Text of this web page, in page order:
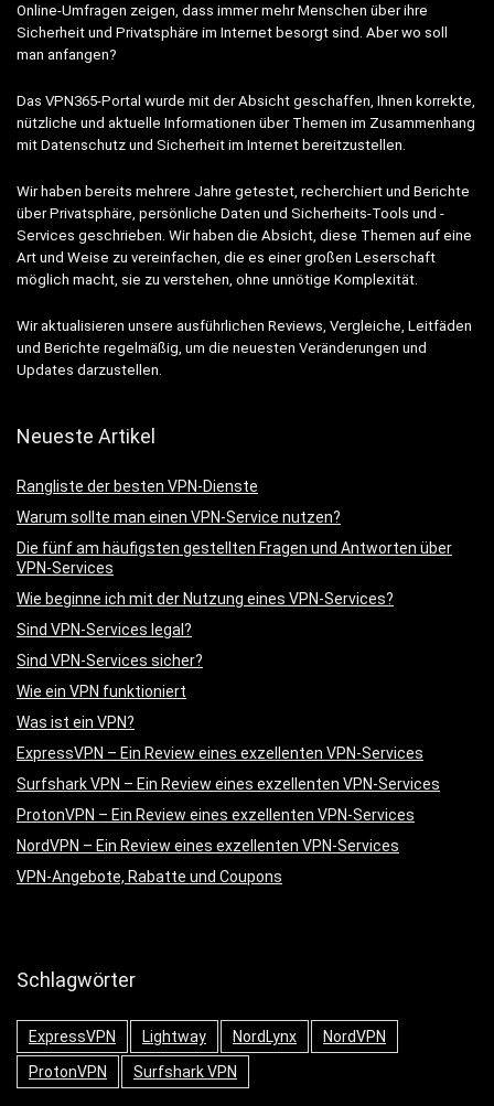
Online-Umfragen zeigen, dass immer mehr Menschen über ihre
Sicherheit und Privatsphäre im Internet besorgt sind. Aber wo soll
man anfangen?
Das VPN365-Portal wurde mit der Absicht geschaffen, Ihnen korrekte,
nützliche und aktuelle Informationen über Themen im Zusammenhang
mit Datenschutz und Sicherheit im Internet bereitzustellen.
Wir haben bereits mehrere Jahre getestet, recherchiert und Berichte
über Privatsphäre, persönliche Daten und Sicherheits-Tools und -
Services geschrieben. Wir haben die Absicht, diese Themen auf eine
Art und Weise zu vereinfachen, die es einer großen Leserschaft
möglich macht, sie zu verstehen, ohne unnötige Komplexität.
Wir aktualisieren unsere ausführlichen Reviews, Vergleiche, Leitfäden
und Berichte regelmäßig, um die neuesten Veränderungen und
Updates darzustellen.
Neueste Artikel
Rangliste der besten VPN-Dienste
Warum sollte man einen VPN-Service nutzen?
Die fünf am häufigsten gestellten Fragen und Antworten über
VPN-Services
Wie beginne ich mit der Nutzung eines VPN-Services?
Sind VPN-Services legal?
Sind VPN-Services sicher?
Wie ein VPN funktioniert
Was ist ein VPN?
ExpressVPN – Ein Review eines exzellenten VPN-Services
Surfshark VPN – Ein Review eines exzellenten VPN-Services
ProtonVPN – Ein Review eines exzellenten VPN-Services
NordVPN – Ein Review eines exzellenten VPN-Services
VPN-Angebote, Rabatte und Coupons
Schlagwörter
ExpressVPN Lightway NordLynx
NordVPN
ProtonVPN
Surfshark VPN